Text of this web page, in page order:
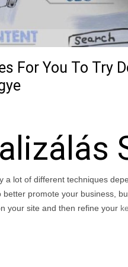
For You To Try
a lot of different techniques
promote your business,
your site and then refine your